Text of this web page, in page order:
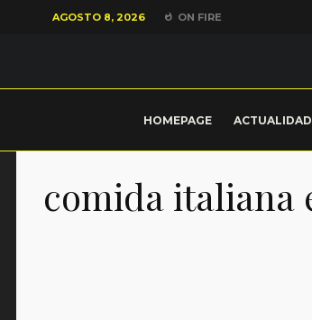
AGOSTO 8, 2026 ON FIRE
HOMEPAGE ACTUALIDAD
comida italiana